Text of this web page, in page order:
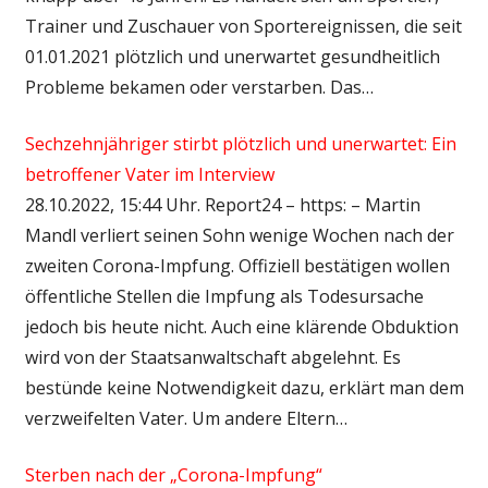
Trainer und Zuschauer von Sportereignissen, die seit
01.01.2021 plötzlich und unerwartet gesundheitlich
Probleme bekamen oder verstarben. Das…
Sechzehnjähriger stirbt plötzlich und unerwartet: Ein
betroffener Vater im Interview
28.10.2022, 15:44 Uhr. Report24 – https: – Martin
Mandl verliert seinen Sohn wenige Wochen nach der
zweiten Corona-Impfung. Offiziell bestätigen wollen
öffentliche Stellen die Impfung als Todesursache
jedoch bis heute nicht. Auch eine klärende Obduktion
wird von der Staatsanwaltschaft abgelehnt. Es
bestünde keine Notwendigkeit dazu, erklärt man dem
verzweifelten Vater. Um andere Eltern…
Sterben nach der „Corona-Impfung“